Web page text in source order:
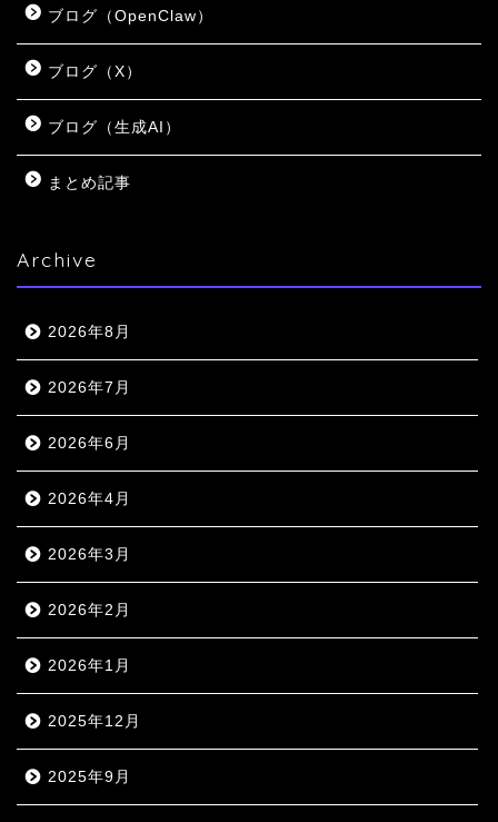
ブログ（OpenClaw）
ブログ（X）
ブログ（生成AI）
まとめ記事
Archive
2026年8月
2026年7月
2026年6月
2026年4月
2026年3月
2026年2月
2026年1月
2025年12月
2025年9月